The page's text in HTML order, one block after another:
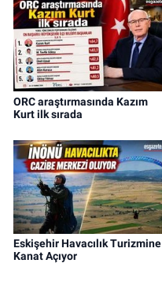
ORC araştırmasında Kazım
Kurt ilk sırada
Eskişehir Havacılık Turizmine
Kanat Açıyor